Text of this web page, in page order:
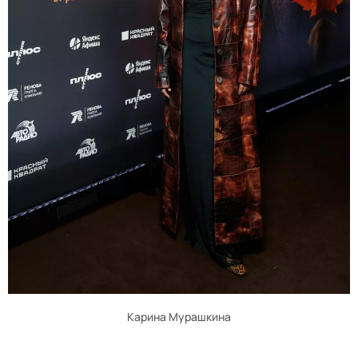
Карина Мурашкина